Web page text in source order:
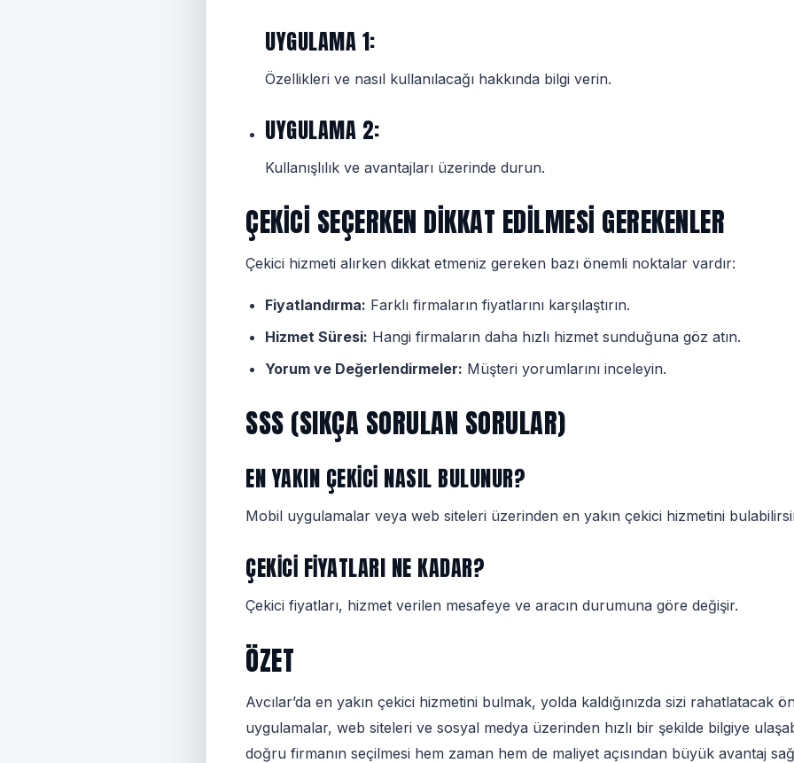
UYGULAMA 1:
Özellikleri ve nasıl kullanılacağı hakkında bilgi verin.
UYGULAMA 2:
Kullanışlılık ve avantajları üzerinde durun.
ÇEKICI SEÇERKEN DIKKAT EDILMESI GEREKENLER
Çekici hizmeti alırken dikkat etmeniz gereken bazı önemli noktalar vardır:
Fiyatlandırma: Farklı firmaların fiyatlarını karşılaştırın.
Hizmet Süresi: Hangi firmaların daha hızlı hizmet sunduğuna göz atın.
Yorum ve Değerlendirmeler: Müşteri yorumlarını inceleyin.
SSS (SIKÇA SORULAN SORULAR)
EN YAKIN ÇEKICI NASIL BULUNUR?
Mobil uygulamalar veya web siteleri üzerinden en yakın çekici hizmetini
ÇEKICI FIYATLARI NE KADAR?
Çekici fiyatları, hizmet verilen mesafeye ve aracın durumuna göre değişir.
ÖZET
Avcılar’da en yakın çekici hizmetini bulmak, yolda kaldığınızda sizi rahatlatacak
uygulamalar, web siteleri ve sosyal medya üzerinden hızlı bir şekilde bilgiye
doğru firmanın seçilmesi hem zaman hem de maliyet açısından büyük avantaj